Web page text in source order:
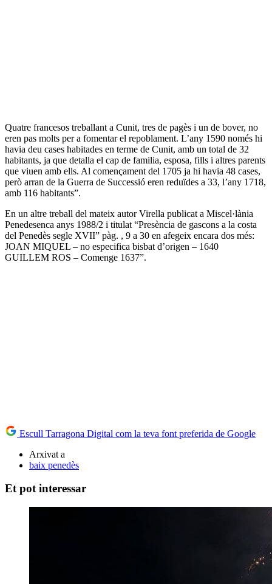
Quatre francesos treballant a Cunit, tres de pagès i un de bover, no
eren pas molts per a fomentar el repoblament. L’any 1590 només hi
havia deu cases habitades en terme de Cunit, amb un total de 32
habitants, ja que detalla el cap de familia, esposa, fills i altres parents
que viuen amb ells. Al començament del 1705 ja hi havia 48 cases,
però arran de la Guerra de Successió eren reduïdes a 33, l’any 1718,
amb 116 habitants”.
En un altre treball del mateix autor Virella publicat a Miscel·lània
Penedesenca anys 1988/2 i titulat “Presència de gascons a la costa
del Penedès segle XVII” pàg. , 9 a 30 en afegeix encara dos més:
JOAN MIQUEL – no especifica bisbat d’origen – 1640
GUILLEM ROS – Comenge 1637”.
Escull Tarragona Digital com la teva font preferida de Google
Arxivat a
baix penedès
Et pot interessar